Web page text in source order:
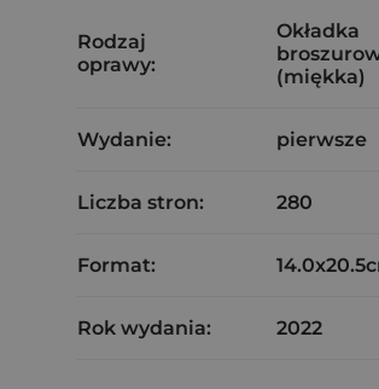
Rodzaj
oprawy:
Okładka
(miękka)
Wydanie: pierwsze
Liczba stron: 280
Format:
Rok wydania: 2022